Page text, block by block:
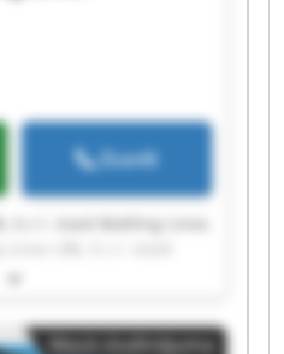
Zvanīt
S.r.l. Used Bottling Lines
Used Bottling Lines UBL
Lines UBL S.r.l.
Mazā sludinājuma